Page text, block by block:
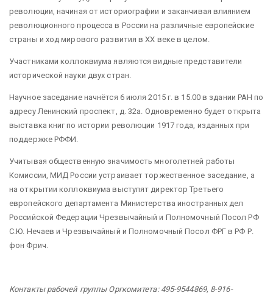
революции, начиная от историографии и заканчивая влиянием
революционного процесса в России на различные европейские
страны и ход мирового развития в ХХ веке в целом.
Участниками коллоквиума являются видные представители
исторической науки двух стран.
Научное заседаниеначнётся 6 июля 2015 г. в 15.00 в здании РАН по
адресу Ленинский проспект, д. 32а. Одновременно будет открыта
выставка книг по истории революции 1917 года, изданных при
поддержке РФФИ.
Учитывая общественную значимость многолетней работы
Комиссии, МИД России устраивает торжественное заседание, а
на открытии коллоквиума выступят директор Третьего
европейского департамента Министерства иностранных дел
Российской Федерации Чрезвычайный и Полномочный Посол РФ
С.Ю. Нечаев и Чрезвычайный и Полномочный Посол ФРГ в РФ Р.
фон Фрич.
Контакты рабочей группы Оргкомитета: 495-9544869, 8-916-